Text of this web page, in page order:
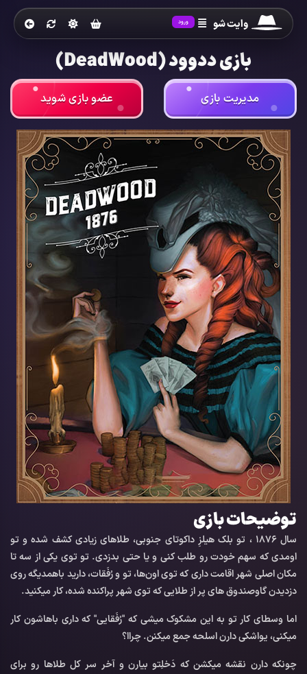
وایت شو ورود
بازی ددوود (DeadWood)
مدیریت بازی عضو بازی شوید
توضیحات بازی
سال 1876 ، تو بلک هیلزِ داکوتای جنوبی، طلاهای زیادی کشف شده و تو
اومدی که سهم خودت رو طلب کنی و یا حتی بدزدی. تو توی یکی از سه تا
مکان اصلی شهر اقامت داری که توی اون‌ها، تو و رُفَقات، دارید با‌همدیگه روی
دزدیدن گاوصندوق های پر از طلایی که توی شهر پراکنده شده، کار میکنید.
اما وسطای کار تو به این مشکوک میشی که "رُفَقایی" که داری باهاشون کار
میکنی، یواشکی دارن اسلحه جمع میکنن. چراا؟
چونکه دارن نقشه میکشن که دَخلِتو بیارن و آخر سر کل طلاها رو برای